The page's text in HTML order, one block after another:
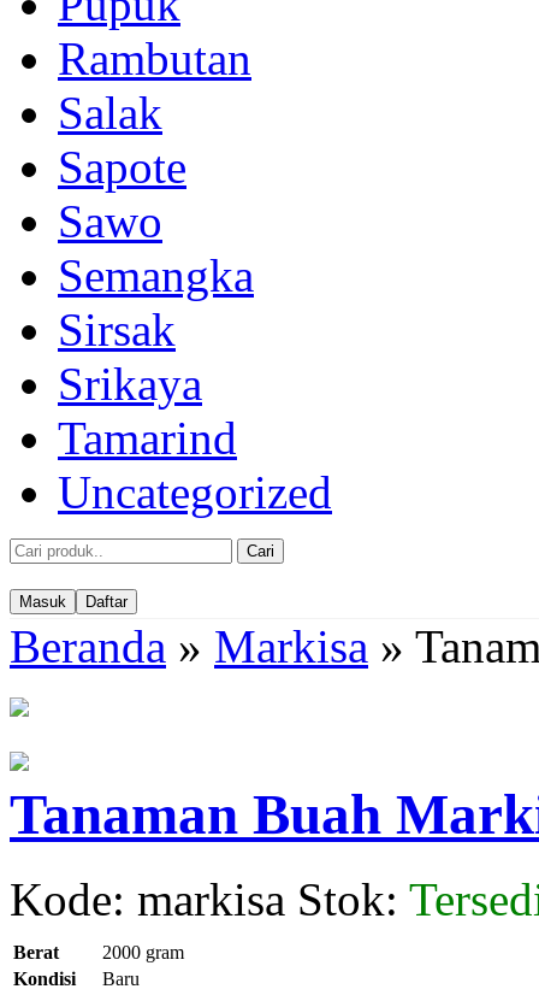
Rambutan
Salak
Sapote
Sawo
Semangka
Sirsak
Srikaya
Tamarind
Uncategorized
Cari
Masuk Daftar
Beranda » Markisa »
Tanaman Buah
Kode: markisa Stok:
Berat
2000 gram
Kondisi
Baru